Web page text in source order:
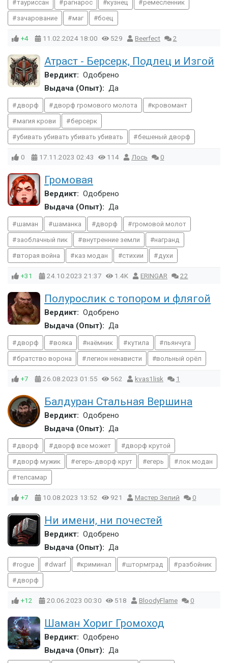
тауриссан рагнарос кузнец ремесленник
зачарование маг боец
+4 11.02.2024 18:00 529 Beerfect 2
Атраст - Берсерк, Подлец и Изгой
Вердикт: Одобрено
Выдача (Опыт): Да
дворф дворф громового молота кровомант
магия крови берсерк
убивать убивать убивать убивать бешеный дворф
0 17.11.2023 02:43 114 Лось 0
Громовая
Вердикт: Одобрено
Выдача (Опыт): Да
шаман шаманка дворф громовой молот
заоблачный пик внутренние земли награнд
вторая война каз модан стихии духи
+31 24.10.2023 21:37 1.4K ERINGAR 22
Полурослик с топором и флягой
Вердикт: Одобрено
Выдача (Опыт): Да
дворф вояка наёмник кутила пьянчуга
братство ворона легион ненависти вольный орёл
+7 26.08.2023 01:55 562 kvas1lisk 1
Балдуран Стальная Вершина
Вердикт: Одобрено
Выдача (Опыт): Да
дворф дворф все может дворф крутой
дворф мужик егерь-дворф крут егерь лок модан
телсамар
+7 10.08.2023 13:52 921 Мастер Зелий 0
Ни имени, ни почестей
Вердикт: Одобрено
Выдача (Опыт): Да
rogue dwarf криминал штормград разбойник
дворф
+12 20.06.2023 00:30 518 BloodyFlame 0
Шаман Хориг Громоход
Вердикт: Одобрено
Выдача (Опыт): Да